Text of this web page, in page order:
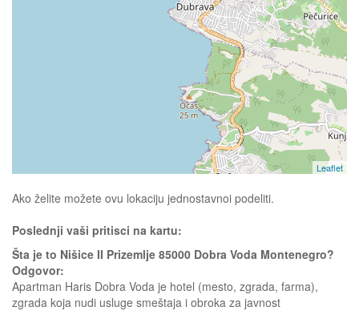
Leaflet
Ako želite možete ovu lokaciju jednostavnoi podeliti.
Poslednji vaši pritisci na kartu:
Šta je to Nišice II Prizemlje 85000 Dobra Voda Montenegro?
Odgovor:
Apartman Haris Dobra Voda je hotel (mesto, zgrada, farma),
zgrada koja nudi usluge smeštaja i obroka za javnost